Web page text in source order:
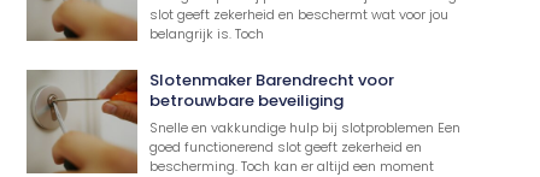
slot geeft zekerheid en beschermt wat voor jou
belangrijk is. Toch
Slotenmaker Barendrecht voor
betrouwbare beveiliging
Snelle en vakkundige hulp bij slotproblemen Een
goed functionerend slot geeft zekerheid en
bescherming. Toch kan er altijd een moment